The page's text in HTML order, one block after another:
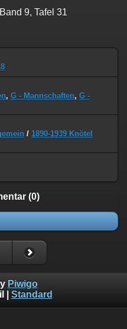
9, Tafel 31
, G - Mannschaften, G -
/ 1890-1939 Knötel
(0)
Piwigo
Standard